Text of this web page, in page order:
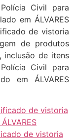
de vistoria
de vistoria